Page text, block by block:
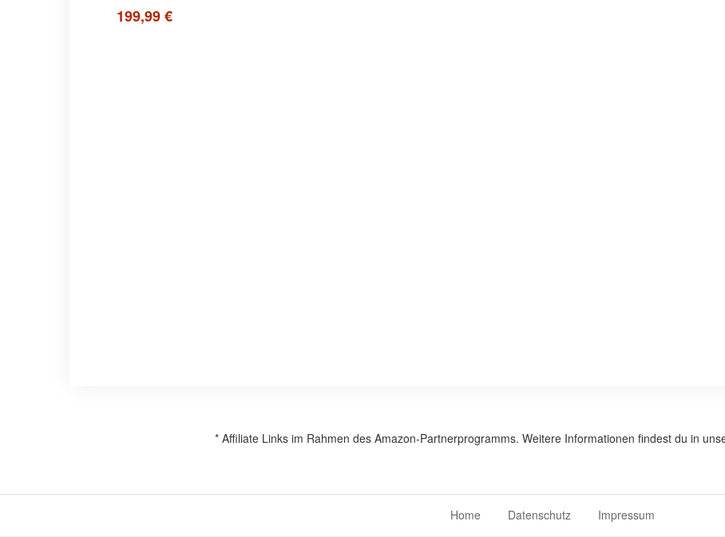
199,99 €
* Affiliate Links im Rahmen des Amazon-Partnerprogramms. Weitere Informationen findest du in
Home Datenschutz Impressum